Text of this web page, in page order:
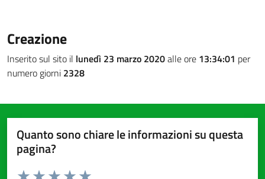
Creazione
Inserito sul sito il lunedì 23 marzo 2020alle ore 13:34:01 per
numero giorni 2328
Quanto sono chiare le informazioni su questa
pagina?
Valuta da 1 a 5 stelle la pagina